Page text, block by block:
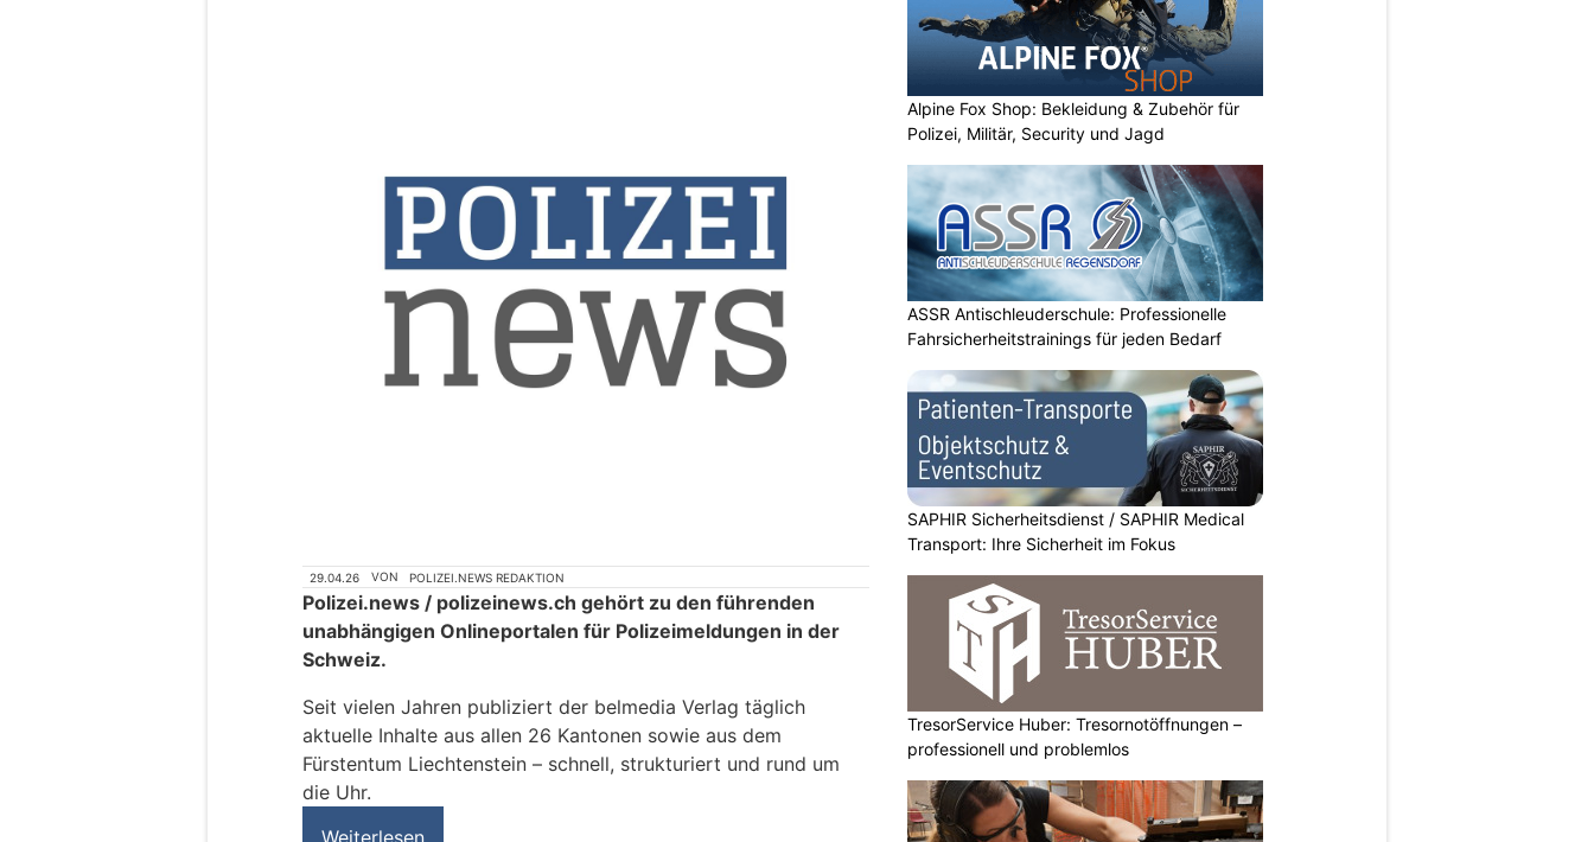
29.04.26 VON POLIZEI.NEWS REDAKTION
Polizei.news / polizeinews.ch gehört zu den führenden
unabhängigen Onlineportalen für Polizeimeldungen in der
Schweiz.
Seit vielen Jahren publiziert der belmedia Verlag täglich
aktuelle Inhalte aus allen 26 Kantonen sowie aus dem
Fürstentum Liechtenstein – schnell, strukturiert und rund um
die Uhr.
Weiterlesen
Alpine Fox Shop: Bekleidung & Zubehör für
Polizei, Militär, Security und Jagd
ASSR Antischleuderschule: Professionelle
Fahrsicherheitstrainings für jeden Bedarf
SAPHIR Sicherheitsdienst / SAPHIR Medical
Transport: Ihre Sicherheit im Fokus
TresorService Huber: Tresornotöffnungen –
professionell und problemlos